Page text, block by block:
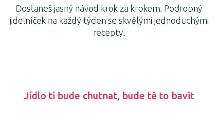
Dostaneš jasný návod krok za krokem. Podrobný
jidelníček na každý týden se skvělými jednoduchými
recepty.
Jídlo ti bude chutnat, bude tě to bavit